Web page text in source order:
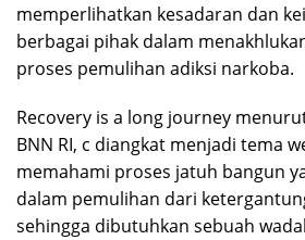
memperlihatkan kesadaran dan
berbagai pihak dalam
proses pemulihan adiksi narkoba.
Recovery is a long journey
BNN RI, c diangkat menjadi tema
memahami proses jatuh bangun
dalam pemulihan dari
sehingga dibutuhkan sebuah